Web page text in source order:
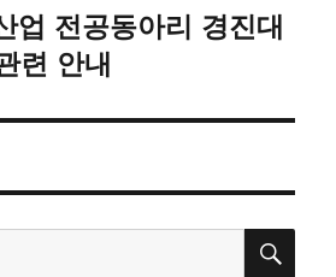
전공동아리 경진대
련 안내